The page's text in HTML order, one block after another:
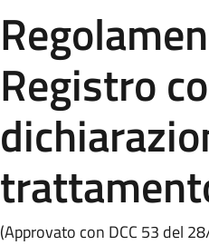
Registro
(Approvato con DCC 53 del